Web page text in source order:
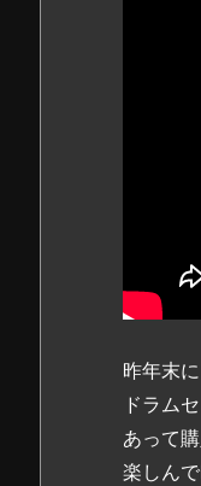
昨年末
ドラム
あって
楽しん